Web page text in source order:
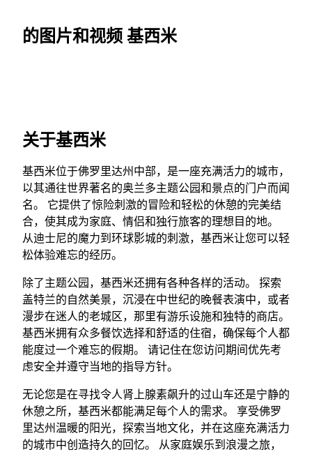
的图片和视频 基西米
关于基西米
基西米位于佛罗里达州中部，是一座充满活力的城市，
以其通往世界著名的奥兰多主题公园和景点的门户而闻
名。 它提供了惊险刺激的冒险和轻松的休憩的完美结
合，使其成为家庭、情侣和独行旅客的理想目的地。
从迪士尼的魔力到环球影城的刺激，基西米让您可以轻
松体验难忘的经历。
除了主题公园，基西米还拥有各种各样的活动。 探索
盖特兰的自然美景，沉浸在中世纪的晚餐表演中，或者
漫步在迷人的老城区，那里有游乐设施和独特的商店。
基西米拥有众多餐饮选择和舒适的住宿，确保每个人都
能度过一个难忘的假期。 请记住在您访问期间优先考
虑安全并遵守当地的指导方针。
无论您是在寻找令人肾上腺素飙升的过山车还是宁静的
休憩之所，基西米都能满足每个人的需求。 享受佛罗
里达州温暖的阳光，探索当地文化，并在这座充满活力
的城市中创造持久的回忆。 从家庭娱乐到浪漫之旅，